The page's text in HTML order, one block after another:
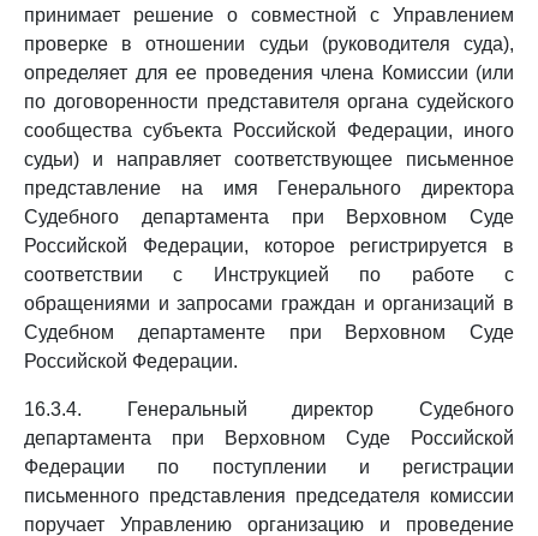
принимает решение о совместной с Управлением
проверке в отношении судьи (руководителя суда),
определяет для ее проведения члена Комиссии (или
по договоренности представителя органа судейского
сообщества субъекта Российской Федерации, иного
судьи) и направляет соответствующее письменное
представление на имя Генерального директора
Судебного департамента при Верховном Суде
Российской Федерации, которое регистрируется в
соответствии с Инструкцией по работе с
обращениями и запросами граждан и организаций в
Судебном департаменте при Верховном Суде
Российской Федерации.
16.3.4. Генеральный директор Судебного
департамента при Верховном Суде Российской
Федерации по поступлении и регистрации
письменного представления председателя комиссии
поручает Управлению организацию и проведение